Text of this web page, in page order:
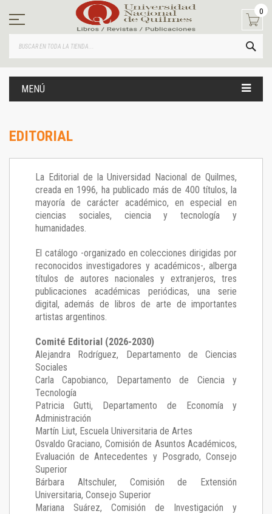
contenido
0
MENÚ
EDITORIAL
La Editorial de la Universidad Nacional de Quilmes,
creada en 1996, ha publicado más de 400 títulos, la
mayoría de carácter académico, en especial en
ciencias sociales, ciencia y tecnología y
humanidades.
El catálogo -organizado en colecciones dirigidas por
reconocidos investigadores y académicos-, alberga
títulos de autores nacionales y extranjeros, tres
publicaciones académicas periódicas, una serie
digital, además de libros de arte de importantes
artistas argentinos.
Comité Editorial (2026-2030)
Alejandra Rodríguez, Departamento de Ciencias
Sociales
Carla Capobianco, Departamento de Ciencia y
Tecnología
Patricia Gutti, Departamento de Economía y
Administración
Martín Liut, Escuela Universitaria de Artes
Osvaldo Graciano, Comisión de Asuntos Académicos,
Evaluación de Antecedentes y Posgrado, Consejo
Superior
Bárbara Altschuler, Comisión de Extensión
Universitaria, Consejo Superior
Mariana Suárez, Comisión de Investigación y